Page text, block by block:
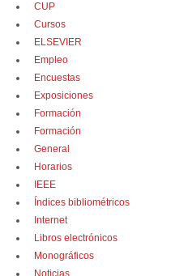
CUP
Cursos
ELSEVIER
Empleo
Encuestas
Exposiciones
Formación
Formación
General
Horarios
IEEE
Índices bibliométricos
Internet
Libros electrónicos
Monográficos
Noticias